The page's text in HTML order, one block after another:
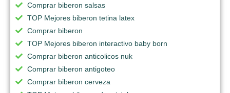
Comprar biberon salsas
TOP Mejores biberon tetina latex
Comprar biberon
TOP Mejores biberon interactivo baby born
Comprar biberon anticolicos nuk
Comprar biberon antigoteo
Comprar biberon cerveza